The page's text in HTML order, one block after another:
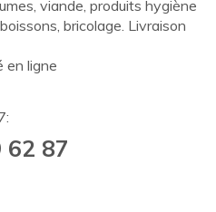
viande, produits hygiène
bricolage. Livraison
en ligne
62 87